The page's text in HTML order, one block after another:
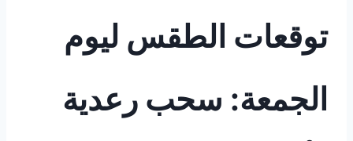
توقعات الطقس ليوم
الجمعة: سحب رعدية